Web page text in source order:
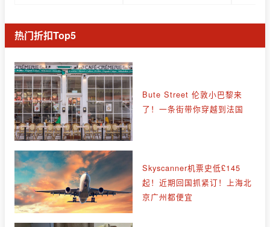
热门折扣Top5
Bute Street 伦敦小巴黎来
了！一条街带你穿越到法国
Skyscanner机票史低£145
起！近期回国抓紧订！上海北
京广州都便宜